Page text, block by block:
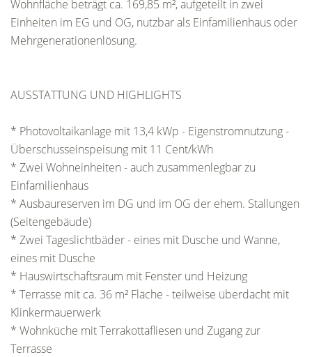
Wohnfläche beträgt ca. 169,85 m², aufgeteilt in zwei
Einheiten im EG und OG, nutzbar als Einfamilienhaus oder
Mehrgenerationenlösung.
AUSSTATTUNG UND HIGHLIGHTS
* Photovoltaikanlage mit 13,4 kWp - Eigenstromnutzung -
Überschusseinspeisung mit 11 Cent/kWh
* Zwei Wohneinheiten - auch zusammenlegbar zu
Einfamilienhaus
* Ausbaureserven im DG und im OG der ehem. Stallungen
(Seitengebäude)
* Zwei Tageslichtbäder - eines mit Dusche und Wanne,
eines mit Dusche
* Hauswirtschaftsraum mit Fenster und Heizung
* Terrasse mit ca. 36 m² Fläche - teilweise überdacht mit
Klinkermauerwerk
* Wohnküche mit Terrakottafliesen und Zugang zur
Terrasse